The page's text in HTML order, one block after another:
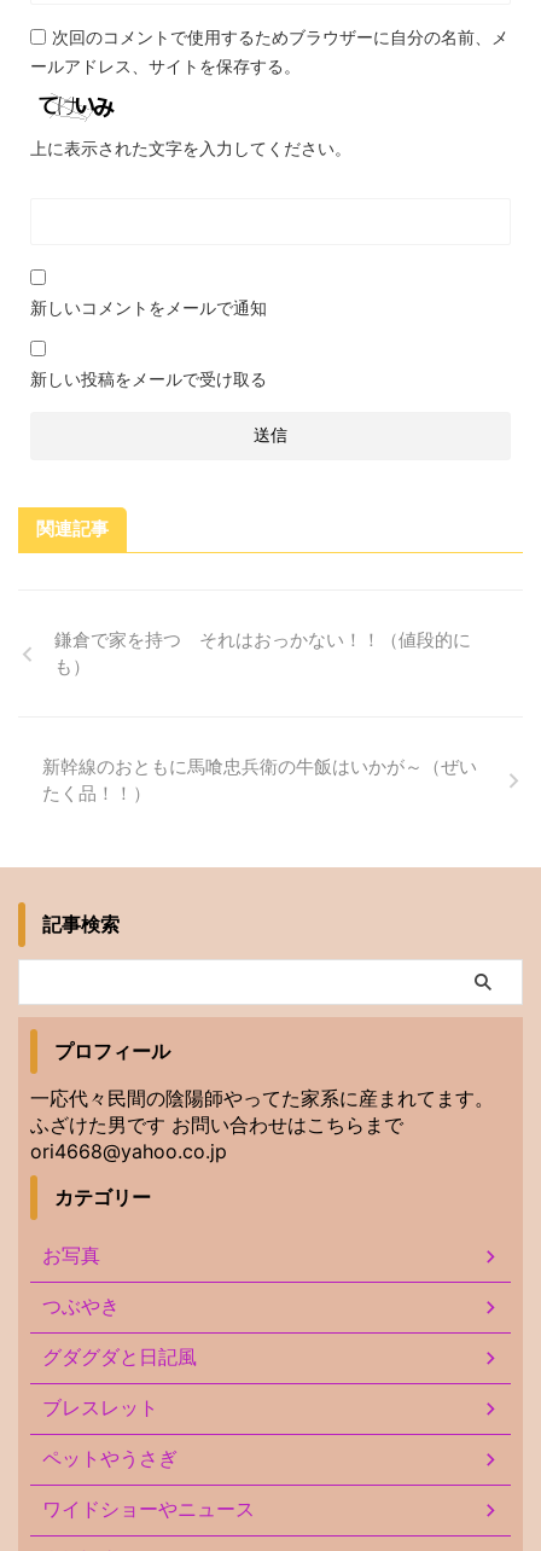
次回のコメントで使用するためブラウザーに自分の名前、メ
ールアドレス、サイトを保存する。
上に表示された文字を入力してください。
新しいコメントをメールで通知
新しい投稿をメールで受け取る
関連記事
鎌倉で家を持つ それはおっかない！！（値段的に
も）
新幹線のおともに馬喰忠兵衛の牛飯はいかが～（ぜい
たく品！！）
記事検索
プロフィール
一応代々民間の陰陽師やってた家系に産まれてます。
ふざけた男です お問い合わせはこちらまで
ori4668@yahoo.co.jp
カテゴリー
お写真
つぶやき
グダグダと日記風
ブレスレット
ペットやうさぎ
ワイドショーやニュース